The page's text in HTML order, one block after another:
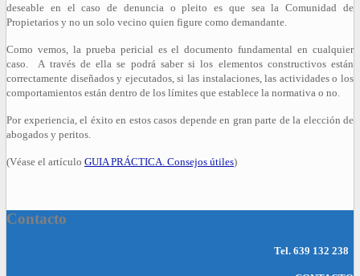
deseable en el caso de denuncia o pleito es que sea la Comunidad de
Propietarios y no un solo vecino quien figure como demandante.
Como vemos, la prueba pericial es el documento fundamental en cualquier
caso. A través de ella se podrá saber si los elementos constructivos están
correctamente diseñados y ejecutados, si las instalaciones, las actividades o los
comportamientos están dentro de los límites que establece la normativa o no.
Por experiencia, el éxito en estos casos depende en gran parte de la elección de
abogados y peritos.
(Véase el artículo GUIA PRÁCTICA. Consejos útiles)
Contacto
Tel. 639 132 238